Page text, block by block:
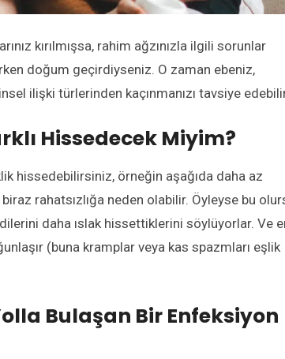
kırılmışsa, rahim ağzınızla ilgili sorunlar
doğum geçirdiyseniz. O zaman ebeniz,
ilişki türlerinden kaçınmanızı tavsiye
Hissedecek Miyim?
hissedebilirsiniz, örneğin aşağıda daha az
rahatsızlığa neden olabilir. Öyleyse bu
daha ıslak hissettiklerini söylüyorlar. Ve
(buna kramplar veya kas spazmları eşlik
Bulaşan Bir Enfeksiyon